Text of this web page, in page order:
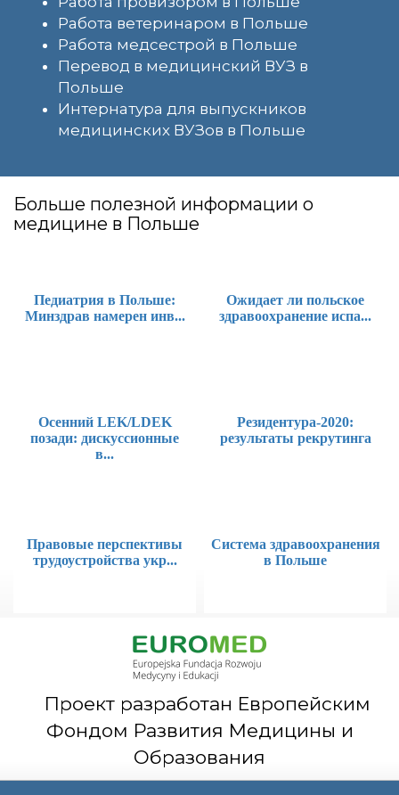
Работа ветеринаром в Польше
Работа медсестрой в Польше
Перевод в медицинский ВУЗ в
Польше
Интернатура для выпускников
медицинских ВУЗов в Польше
Больше полезной информации о
медицине в Польше
Педиатрия в Польше:
Минздрав намерен инв...
Ожидает ли польское
здравоохранение испа...
Осенний LEK/LDEK
позади: дискуссионные
в...
Резидентура-2020:
результаты рекрутинга
Правовые перспективы
трудоустройства укр...
Система здравоохранения
в Польше
Проект разработан Европейским
Фондом Развития Медицины и
Образования